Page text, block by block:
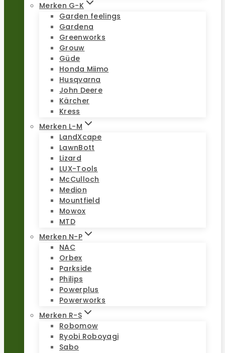
Merken G-K
Garden feelings
Gardena
Greenworks
Grouw
Güde
Honda Miimo
Husqvarna
John Deere
Kärcher
Kress
Merken L-M
LandXcape
LawnBott
Lizard
LUX-Tools
McCulloch
Medion
Mountfield
Mowox
MTD
Merken N-P
NAC
Orbex
Parkside
Philips
Powerplus
Powerworks
Merken R-S
Robomow
Ryobi Roboyagi
Sabo